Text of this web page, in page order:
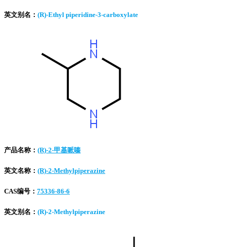
英文别名： (R)-Ethyl piperidine-3-carboxylate
产品名称： (R)-2-甲基哌嗪
英文名称： (R)-2-Methylpiperazine
CAS编号： 75336-86-6
英文别名： (R)-2-Methylpiperazine